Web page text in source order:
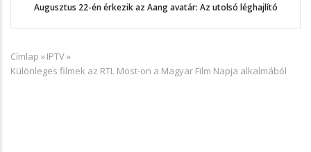
Augusztus 22-én érkezik az Aang avatár: Az utolsó léghajlító
Morzsa
Címlap »IPTV»
Különleges filmek az RTL Most-on a Magyar Film Napja alkalmából